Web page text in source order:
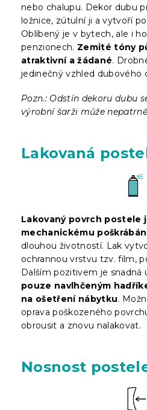
nebo chalupu. Dekor dubu
ložnice, zútulní ji a vytvoří
Oblíbený je v bytech, ale i
penzionech. Zemité tóny
atraktivní a žádané.
jedinečný vzhled dubového
Pozn.: Odstín dekoru dubu
výrobní šarži může
Lakovaná
Lakovaný povrch postele
mechanickému
dlouhou životností. Lak
ochrannou vrstvu tzv. film,
Dalším pozitivem je snadná
pouze navlhčeným
na ošetření nábytku.
oprava poškozeného
obrousit a znovu nalakovat.
Nosnost